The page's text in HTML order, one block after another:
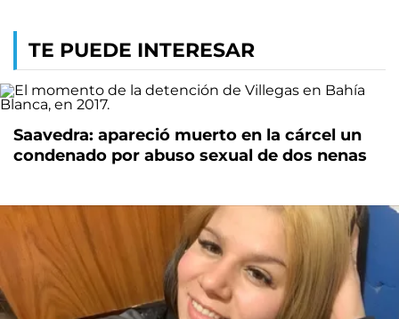
TE PUEDE INTERESAR
Saavedra: apareció muerto en la cárcel un
condenado por abuso sexual de dos nenas